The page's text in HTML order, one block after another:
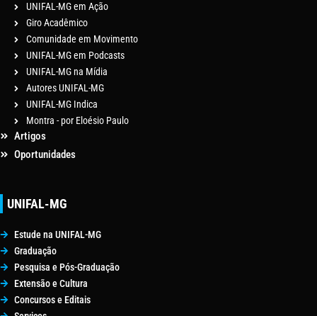
UNIFAL-MG em Ação
Giro Acadêmico
Comunidade em Movimento
UNIFAL-MG em Podcasts
UNIFAL-MG na Mídia
Autores UNIFAL-MG
UNIFAL-MG Indica
Montra - por Eloésio Paulo
Artigos
Oportunidades
UNIFAL-MG
Estude na UNIFAL-MG
Graduação
Pesquisa e Pós-Graduação
Extensão e Cultura
Concursos e Editais